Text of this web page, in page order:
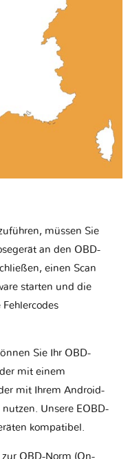
müssen Sie
an den OBD-
einen Scan
starten und die
Sie Ihr OBD-
mit einem
mit Ihrem Android-
Unsere EOBD-
kompatibel.
OBD-Norm (On-